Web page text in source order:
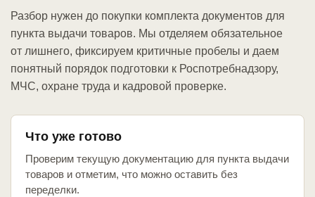
Разбор нужен до покупки комплекта документов для
пункта выдачи товаров. Мы отделяем обязательное
от лишнего, фиксируем критичные пробелы и даем
понятный порядок подготовки к Роспотребнадзору,
МЧС, охране труда и кадровой проверке.
Что уже готово
Проверим текущую документацию для пункта выдачи
товаров и отметим, что можно оставить без
переделки.